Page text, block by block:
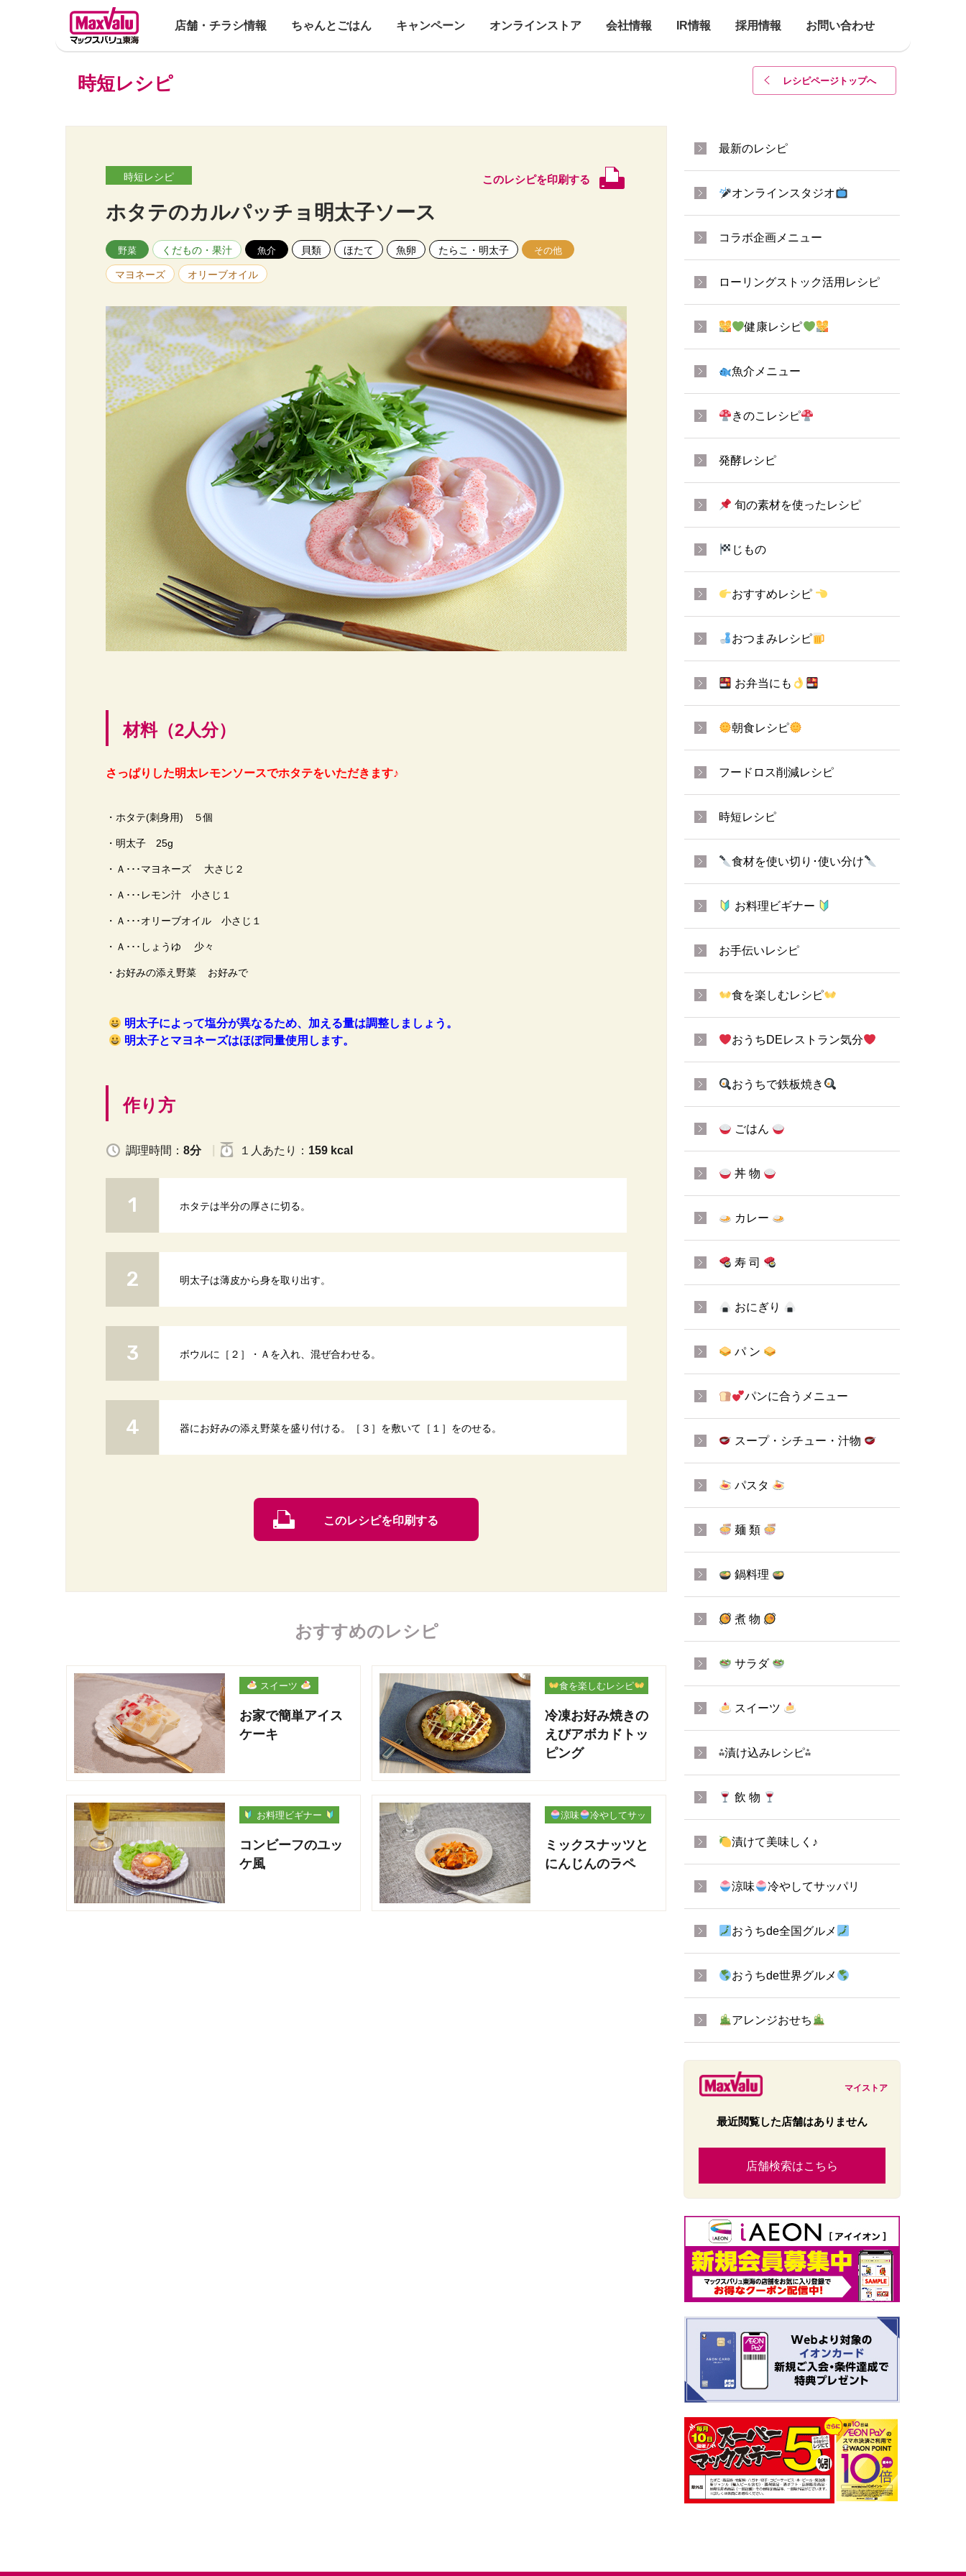
店舗・チラシ情報 ちゃんとごはん キャンペーン オンラインストア 会社情報 IR情報 採用情報 お問い合わせ
レシピページトップへ
時短レシピ
時短レシピ このレシピを印刷する
ホタテのカルパッチョ明太子ソース
野菜 くだもの・果汁 魚介 貝類 ほたて 魚卵 たらこ・明太子 その他
マヨネーズ オリーブオイル
材料（2人分）
さっぱりした明太レモンソースでホタテをいただきます♪
・ホタテ(刺身用) ５個
・明太子 25g
・Ａ･･･マヨネーズ 大さじ２
・Ａ･･･レモン汁 小さじ１
・Ａ･･･オリーブオイル 小さじ１
・Ａ･･･しょうゆ 少々
・お好みの添え野菜 お好みで
明太子によって塩分が異なるため、加える量は調整しましょう。
明太子とマヨネーズはほぼ同量使用します。
作り方
調理時間： 8分 １人 あたり ： 159 kcal
ホタテは半分の厚さに切る。
明太子は薄皮から身を取り出す。
ボウルに［２］・Ａを入れ、混ぜ合わせる。
器にお好みの添え野菜を盛り付ける。［３］を敷いて［１］をのせる。
このレシピを印刷する
おすすめのレシピ
スイーツ
お家で簡単アイス
ケーキ
食を楽しむレシピ
冷凍お好み焼きの
えびアボカドトッ
ピング
お料理ビギナー
コンビーフのユッ
ケ風
涼味
冷やしてサッ
ミックスナッツと
にんじんのラペ
最新のレシピ
オンラインスタジオ
コラボ企画メニュー
ローリングストック活用レシピ
健康レシピ
魚介メニュー
きのこレシピ
発酵レシピ
旬の素材を使ったレシピ
じもの
おすすめレシピ
おつまみレシピ
お弁当にも
朝食レシピ
フードロス削減レシピ
時短レシピ
食材を使い切り･使い分け
お料理ビギナー
お手伝いレシピ
食を楽しむレシピ
おうちDEレストラン気分
おうちで鉄板焼き
ごはん
丼 物
カレー
寿 司
おにぎり
パ ン
パンに合うメニュー
スープ・シチュー・汁物
パスタ
麺 類
鍋料理
煮 物
サラダ
スイーツ
⁂漬け込みレシピ⁂
飲 物
漬けて美味しく♪
涼味 冷やしてサッパリ
おうちde全国グルメ
おうちde世界グルメ
アレンジおせち
マイストア
最近閲覧した店舗はありません
店舗検索はこちら